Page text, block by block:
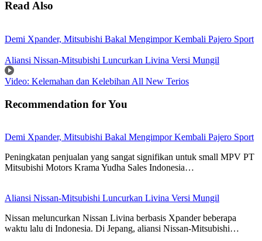
Read Also
Demi Xpander, Mitsubishi Bakal Mengimpor Kembali Pajero Sport
Aliansi Nissan-Mitsubishi Luncurkan Livina Versi Mungil
Video: Kelemahan dan Kelebihan All New Terios
Recommendation for You
Demi Xpander, Mitsubishi Bakal Mengimpor Kembali Pajero Sport
Peningkatan penjualan yang sangat signifikan untuk small MPV PT
Mitsubishi Motors Krama Yudha Sales Indonesia…
Aliansi Nissan-Mitsubishi Luncurkan Livina Versi Mungil
Nissan meluncurkan Nissan Livina berbasis Xpander beberapa
waktu lalu di Indonesia. Di Jepang, aliansi Nissan-Mitsubishi…